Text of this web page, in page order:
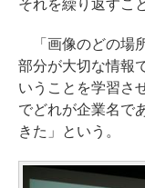
それを繰り返すこ
「画像のどの場
部分が大切な情報
いうことを学習さ
でどれが企業名で
きた」という。